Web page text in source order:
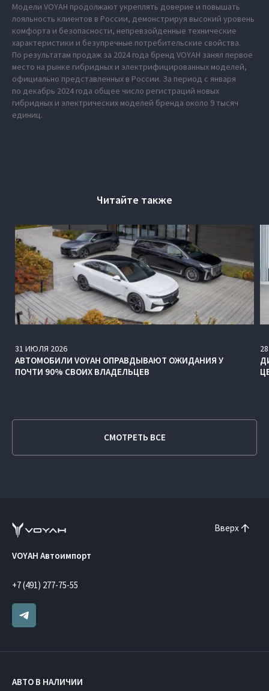
Модели VOYAH продолжают укреплять доверие и повышать
лояльность клиентов в России, демонстрируя высокий уровень
комфорта и безопасности, непревзойденные технические
характеристики и безупречные потребительские свойства.
По результатам продаж за 2024 года бренд VOYAH занял первое
место на рынке гибридных и электрифицированных моделей,
официально представленных в России. За период с января
по декабрь 2024 года общее число регистраций новых
гибридных и электрических моделей бренда около 9 тысяч
единиц.
Читайте также
31 ИЮЛЯ 2026
АВТОМОБИЛИ VOYAH ОПРАВДЫВАЮТ ОЖИДАНИЯ У
ПОЧТИ 90% СВОИХ ВЛАДЕЛЬЦЕВ
28
СМОТРЕТЬ ВСЕ
Вверх
VOYAH Автоимпорт
+7 (491) 277-75-55
АВТО В НАЛИЧИИ